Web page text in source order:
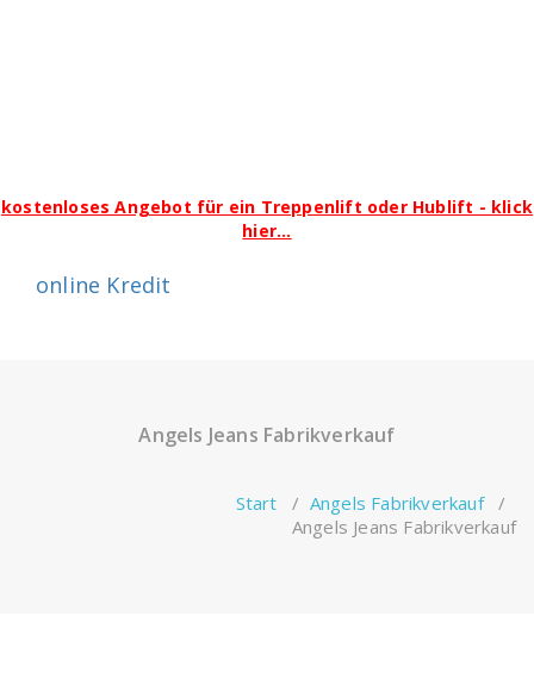
kostenloses Angebot für ein Treppenlift oder Hublift - klick
hier...
Inhaltonline Kredit
Angels Jeans Fabrikverkauf
Start / Angels Fabrikverkauf/
Angels Jeans Fabrikverkauf